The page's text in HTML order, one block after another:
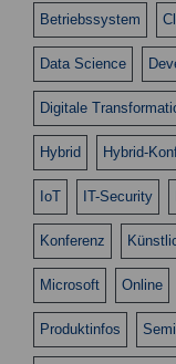
Betriebssystem
Data Science
Digitale
Hybrid Hybrid-
IoT IT-Security
Konferenz
Microsoft Online
Produktinfos